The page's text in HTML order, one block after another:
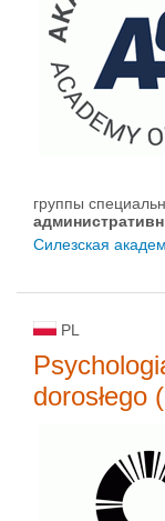
группы
Силезская
PL
dorosłego